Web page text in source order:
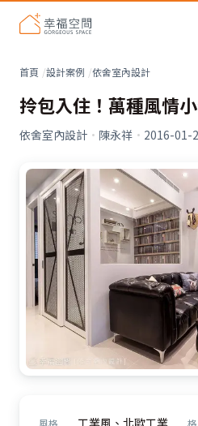
首頁 設計案例 依舍室內設計
拎包入住！萬種風情
依舍室內設計 · 陳永祥 · 2016-01-
風格
工業風、北歐工業